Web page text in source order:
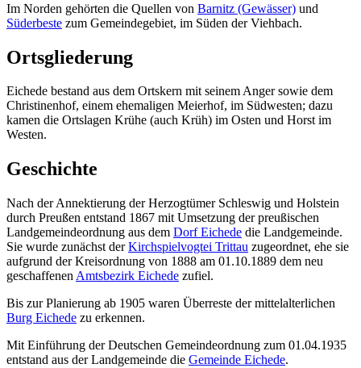
Im Norden gehörten die Quellen von Barnitz (Gewässer) und
Süderbeste zum Gemeindegebiet, im Süden der Viehbach.
Ortsgliederung
Eichede bestand aus dem Ortskern mit seinem Anger sowie dem
Christinenhof, einem ehemaligen Meierhof, im Südwesten; dazu
kamen die Ortslagen Krühe (auch Krüh) im Osten und Horst im
Westen.
Geschichte
Nach der Annektierung der Herzogtümer Schleswig und Holstein
durch Preußen entstand 1867 mit Umsetzung der preußischen
Landgemeindeordnung aus dem Dorf Eichede die Landgemeinde.
Sie wurde zunächst derKirchspielvogtei Trittau zugeordnet, ehe sie
aufgrund der Kreisordnung von 1888 am 01.10.1889 dem neu
geschaffenen Amtsbezirk Eichede zufiel.
Bis zur Planierung ab 1905 waren Überreste der mittelalterlichen
Burg Eichede zu erkennen.
Mit Einführung der Deutschen Gemeindeordnung zum 01.04.1935
entstand aus der Landgemeinde die Gemeinde Eichede.